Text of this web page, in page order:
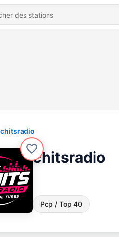
chitsradio
chitsradio
Pop / Top 40